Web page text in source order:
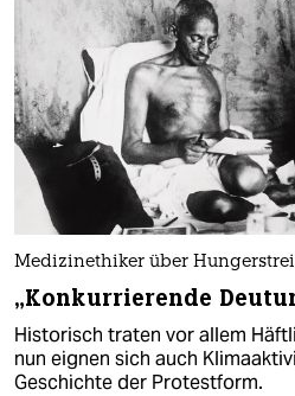
Medizinethiker über
„Konkurrierende
Historisch traten vor allem
nun eignen sich auch
Geschichte der Protestform.